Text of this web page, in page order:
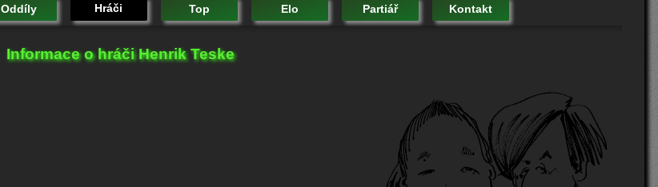
Oddíly Hráči Top Elo Partiář Kontakt
Informace o hráči Henrik Teske